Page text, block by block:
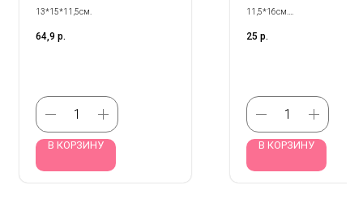
13*15*11,5см.
64,9 р.
В КОРЗИНУ
11,5*16см.
25 р.
В КОРЗИНУ